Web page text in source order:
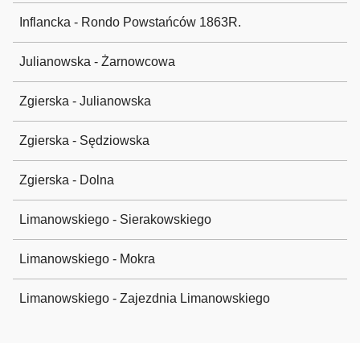
Inflancka - Rondo Powstańców 1863R.
Julianowska - Żarnowcowa
Zgierska - Julianowska
Zgierska - Sędziowska
Zgierska - Dolna
Limanowskiego - Sierakowskiego
Limanowskiego - Mokra
Limanowskiego - Zajezdnia Limanowskiego